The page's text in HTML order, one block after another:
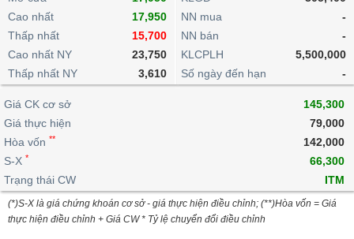
lỗ
Giao
dịch
nội
bộ
giám
Tài
cổ
đông
giá
Nước
ngoài
Tự
doanh
Top
cổ
phiếu
Bản
đồ
Chứng
quyền
Tổng
quan
Thống
kê
giao
dịch
Định
giá
Thống
kê
giao
dịch
Phân
tích
Bảng
giá
trực
tuyến
Bộ
lọc
cổ
phiếu
Vĩ
mô
Chứng
quyền
Trái
doanh
nghiệp
IR
Awards
Đào
tạo
Dịch
vụ
Cao nhất
17,950
Thấp nhất
15,700
Cao nhất NY
23,750
Thấp nhất NY
3,610
NN mua
-
NN bán
-
KLCPLH
5,500,000
Số ngày đến hạn
-
Giá CK cơ sở
145,300
Giá thực hiện
79,000
Hòa vốn **
142,000
S-X *
66,300
Trạng thái CW
ITM
(*)S-X là giá chứng khoán cơ sở - giá thực hiện điều chỉnh; (**)Hòa vốn = Giá
thực hiện điều chỉnh + Giá CW * Tỷ lệ chuyển đổi điều chỉnh
BẤT
ĐỘNG
TÀI
CHÍNH
HÀNG
HÓA